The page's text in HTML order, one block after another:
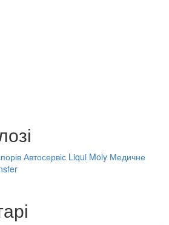
Автосервіс Liqui Moly Медичне